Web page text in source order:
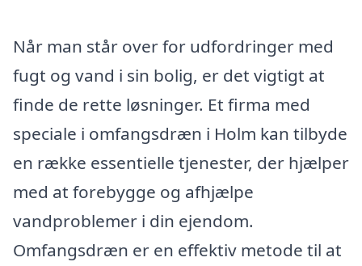
Når man står over for udfordringer med
fugt og vand i sin bolig, er det vigtigt at
finde de rette løsninger. Et firma med
speciale i omfangsdræn i Holm kan tilbyde
en række essentielle tjenester, der hjælper
med at forebygge og afhjælpe
vandproblemer i din ejendom.
Omfangsdræn er en effektiv metode til at